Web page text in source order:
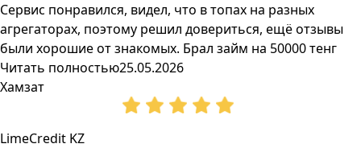
Сервис понравился, видел, что в топах на разных
агрегаторах, поэтому решил довериться, ещё отзывы
были хорошие от знакомых. Брал займ на 50000 тенг
Читать полностью25.05.2026
Хамзат
LimeCredit KZ